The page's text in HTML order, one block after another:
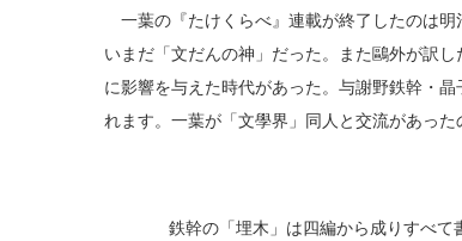
一葉の『たけくらべ』連載が終了したのは
いまだ「文だんの神」だった。また鷗外が訳
に影響を与えた時代があった。与謝野鉄幹・
れます。一葉が「文學界」同人と交流があった
鉄幹の「埋木」は四編から成りすべて